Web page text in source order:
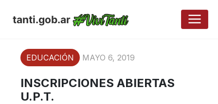
tanti.gob.ar
EDUCACIÓN MAYO 6, 2019
INSCRIPCIONES ABIERTAS
U.P.T.